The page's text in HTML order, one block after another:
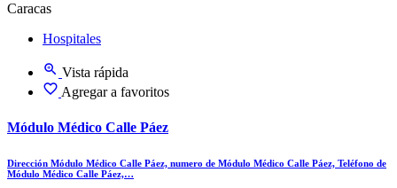
Caracas
Hospitales
Vista rápida
Agregar a favoritos
Módulo Médico Calle Páez
Dirección Módulo Médico Calle Páez, numero de Módulo Médico Calle Páez, Teléfono de
Módulo Médico Calle Páez,…